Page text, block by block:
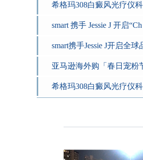
希格玛308白癜风光疗仪科
smart 携手 Jessie J 开启“Ch
smart携手Jessie J开启全球
亚马逊海外购「春日宠粉
希格玛308白癜风光疗仪科